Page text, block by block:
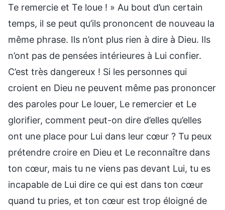
Te remercie et Te loue ! » Au bout d’un certain
temps, il se peut qu’ils prononcent de nouveau la
même phrase. Ils n’ont plus rien à dire à Dieu. Ils
n’ont pas de pensées intérieures à Lui confier.
C’est très dangereux ! Si les personnes qui
croient en Dieu ne peuvent même pas prononcer
des paroles pour Le louer, Le remercier et Le
glorifier, comment peut-on dire d’elles qu’elles
ont une place pour Lui dans leur cœur ? Tu peux
prétendre croire en Dieu et Le reconnaître dans
ton cœur, mais tu ne viens pas devant Lui, tu es
incapable de Lui dire ce qui est dans ton cœur
quand tu pries, et ton cœur est trop éloigné de